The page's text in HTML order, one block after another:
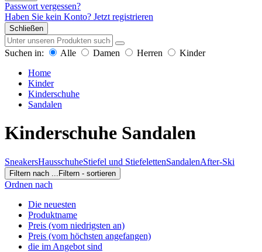
Passwort vergessen?
Haben Sie kein Konto? Jetzt registrieren
Schließen
Suchen in: Alle Damen Herren
Kinder
Home
Kinder
Kinderschuhe
Sandalen
Kinderschuhe Sandalen
SneakersHausschuheStiefel und StiefelettenSandalenAfter-Ski
Filtern nach ... Filtern - sortieren
Ordnen nach
Die neuesten
Produktname
Preis (vom niedrigsten an)
Preis (vom höchsten angefangen)
die im Angebot sind